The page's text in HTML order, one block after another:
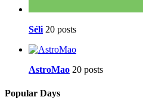
Séli 20 posts
AstroMao 20 posts
Popular Days